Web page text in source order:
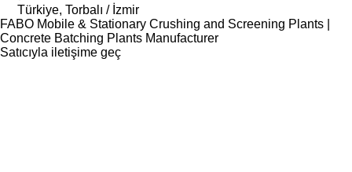
Türkiye, Torbalı / İzmir
FABO Mobile & Stationary Crushing and Screening Plants |
Concrete Batching Plants Manufacturer
Satıcıyla iletişime geç